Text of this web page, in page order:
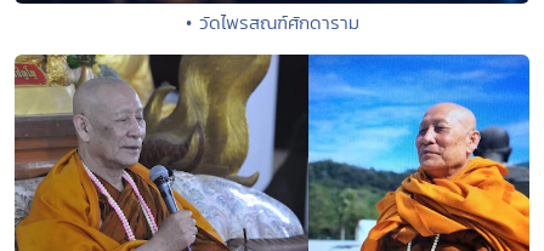
• วัดไพรสณฑ์ศักดาราม